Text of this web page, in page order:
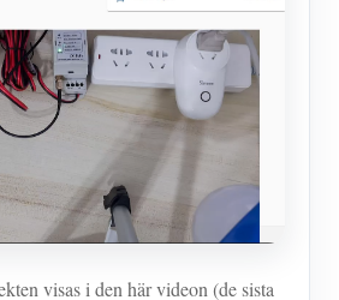
visas i den här videon (de sista